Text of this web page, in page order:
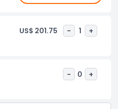
US$ 201.75 - 1 +
- 0 +